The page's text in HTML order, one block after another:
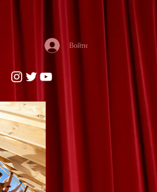
Войти